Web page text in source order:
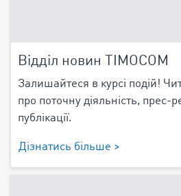
Відділ новин TIMOCOM
Залишайтеся в курсі подій!
про поточну діяльність, прес-
публікації.
Дізнатись більше >